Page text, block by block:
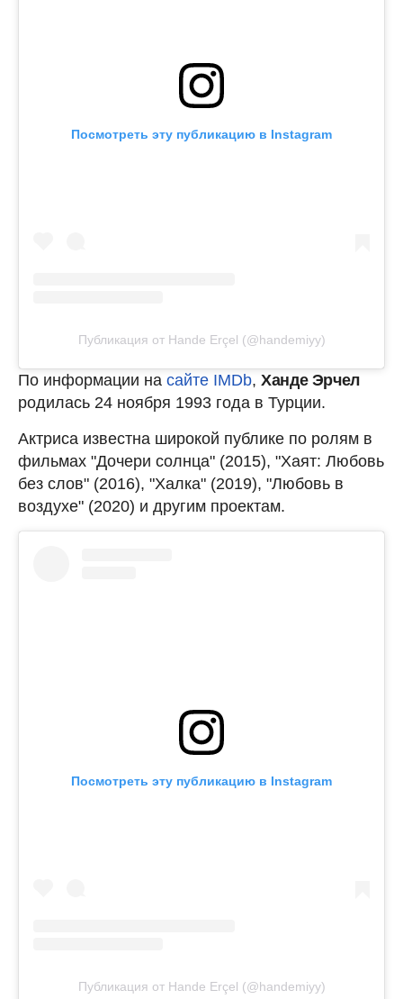
Посмотреть эту публикацию в Instagram
Публикация от Hande Erçel (@handemiyy)
По информации на сайте IMDb, Ханде Эрчел
родилась 24 ноября 1993 года в Турции.
Актриса известна широкой публике по ролям в
фильмах "Дочери солнца" (2015), "Хаят: Любовь
без слов" (2016), "Халка" (2019), "Любовь в
воздухе" (2020) и другим проектам.
Посмотреть эту публикацию в Instagram
Публикация от Hande Erçel (@handemiyy)